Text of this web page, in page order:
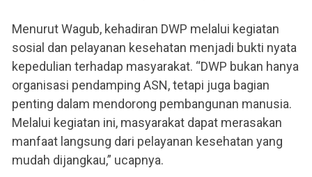
Menurut Wagub, kehadiran DWP melalui kegiatan
sosial dan pelayanan kesehatan menjadi bukti nyata
kepedulian terhadap masyarakat. “DWP bukan hanya
organisasi pendamping ASN, tetapi juga bagian
penting dalam mendorong pembangunan manusia.
Melalui kegiatan ini, masyarakat dapat merasakan
manfaat langsung dari pelayanan kesehatan yang
mudah dijangkau,” ucapnya.